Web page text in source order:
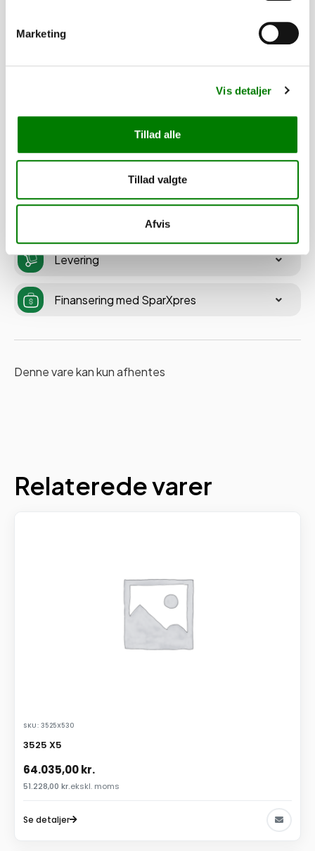
Marketing
Vis detaljer
Tillad alle
Tillad valgte
Afvis
Bremsestang - M10 x 3550mm
195,00 kr.
156,00 kr. ekskl. moms
Levering
Finansering med SparXpres
Denne vare kan kun afhentes
Relaterede varer
SKU: 3525X530
3525 X5
64.035,00kr.
51.228,00 kr.ekskl. moms
Se detaljer